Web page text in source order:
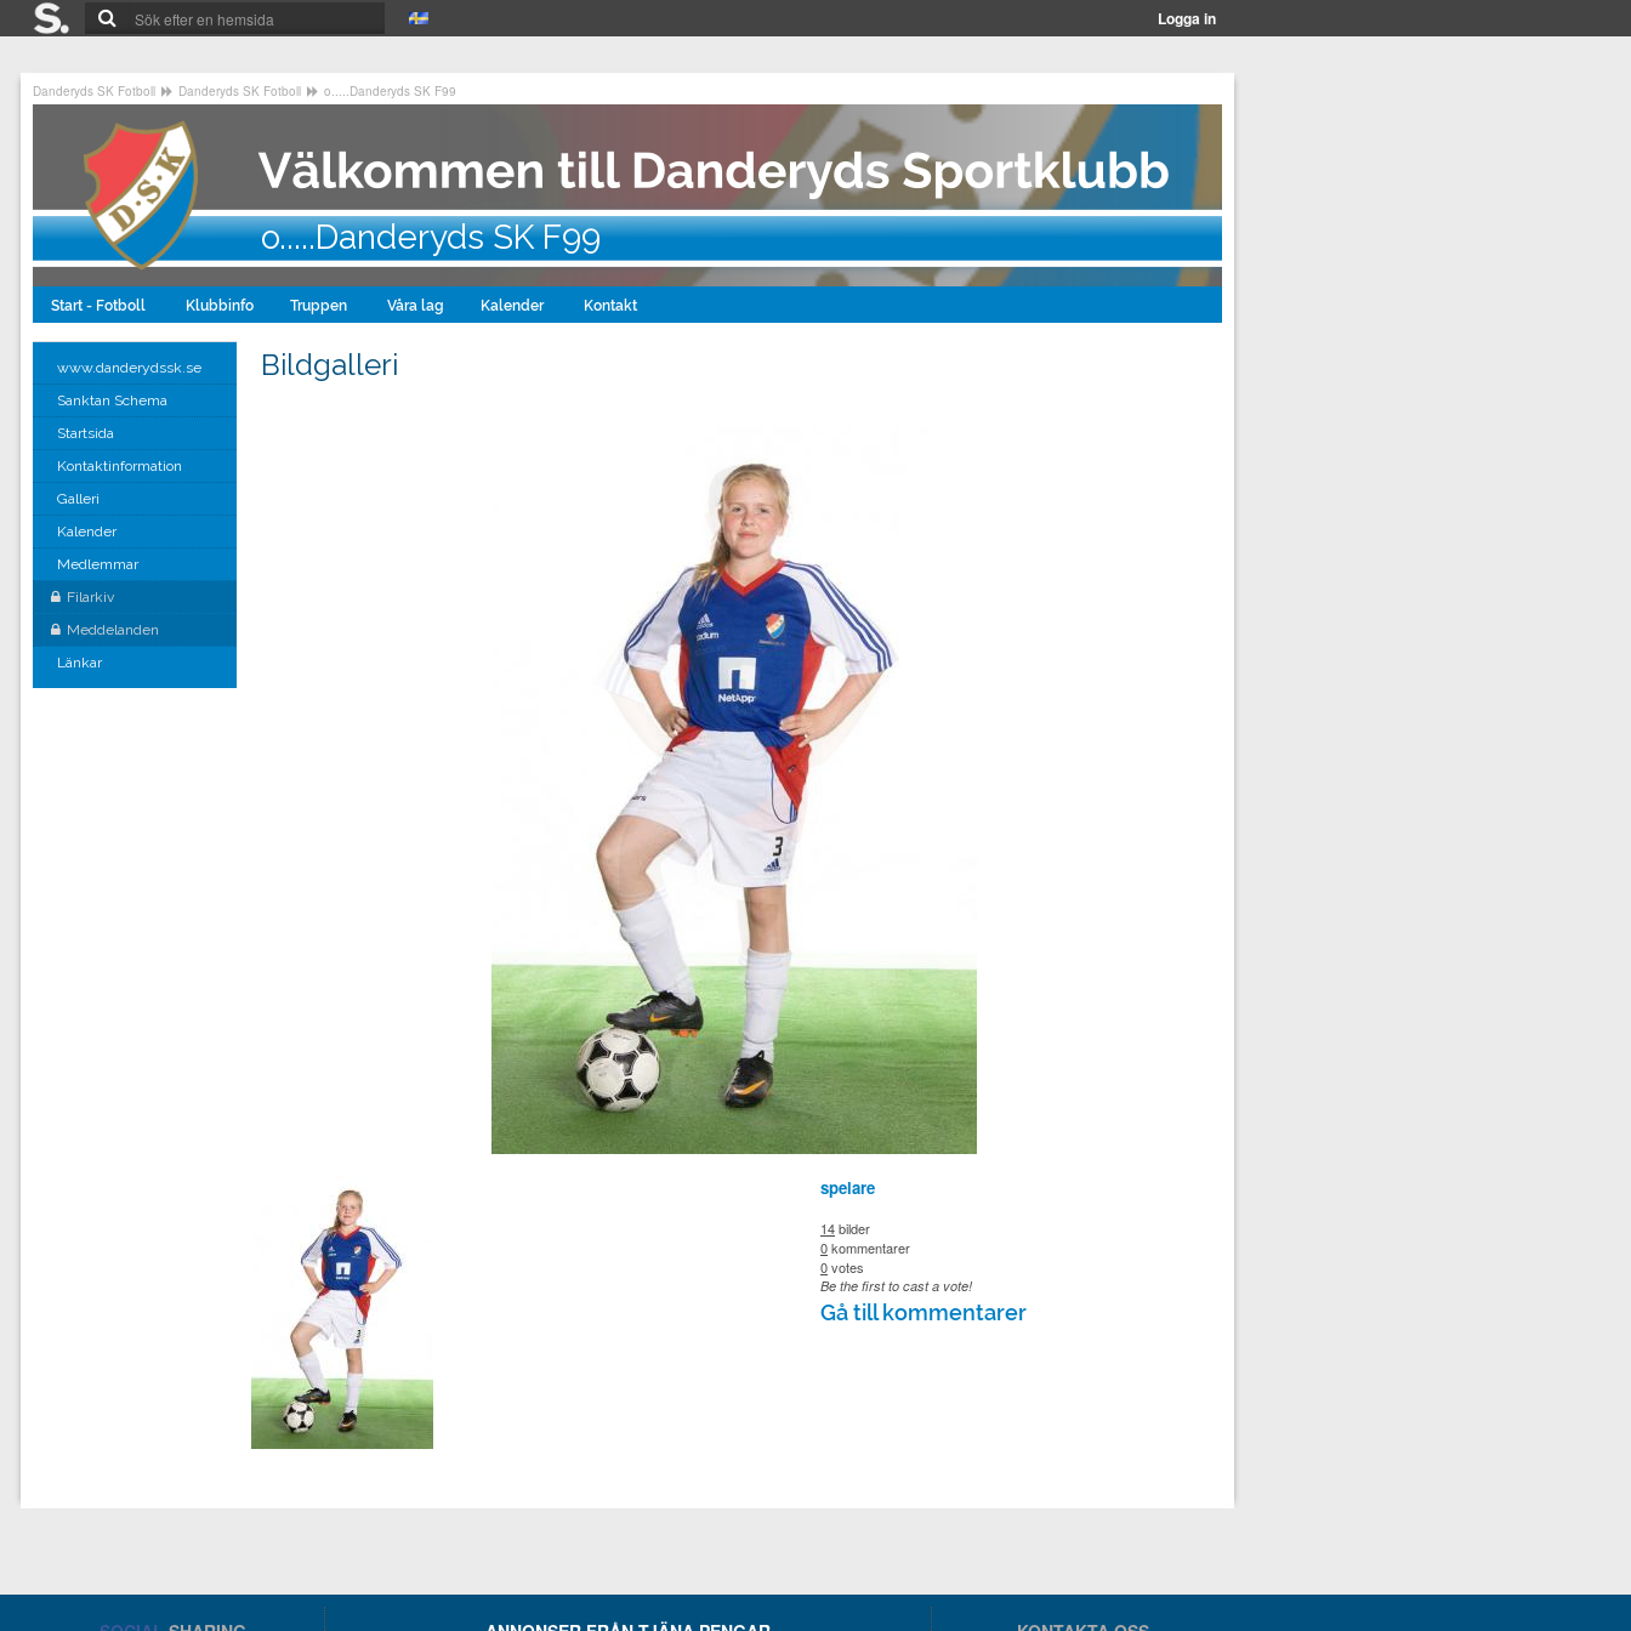
Logga in
Danderyds SK Fotboll Danderyds SK Fotboll o.....Danderyds SK F99
o.....Danderyds SK F99
Start - Fotboll Klubbinfo Truppen Våra lag Kalender Kontakt
www.danderydssk.se
Sanktan Schema
Startsida
Kontaktinformation
Galleri
Kalender
Medlemmar
Filarkiv
Meddelanden
Länkar
Bildgalleri
spelare
14bilder
0kommentarer
0votes
Be the first to cast a vote!
Gå till kommentarer